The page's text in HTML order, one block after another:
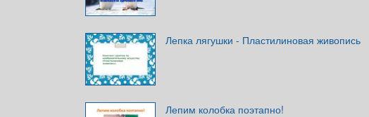
Лепка лягушки - Пластилиновая живопись
Лепим колобка поэтапно!